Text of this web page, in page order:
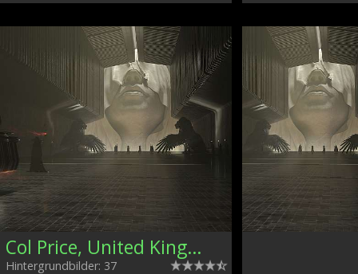
Col Price, United Kingdom
Hintergrundbilder: 37